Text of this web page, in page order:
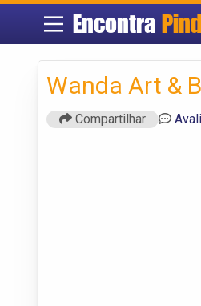
Encontra
Wanda Art &
Compartilhar